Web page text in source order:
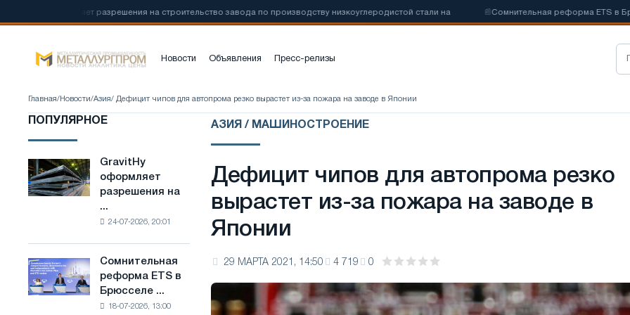
оформляет разрешения на строительство завода по производству низкоуглеродистой стали на Сомнительная реформа ETS в
Новости Объявления Пресс-релизы
Главная/ Новости/Азия/ Дефицит чипов для автопрома резко вырастет из-за пожара на заводе в Японии
ПОПУЛЯРНОЕ
GravitHy
оформляет
разрешения
строительство
производству
низкоуглеродистой
GravitHy
оформляет
разрешения на
...
24-07-2026, 20:01
Сомнительная
реформа
ETS
Сомнительная
реформа ETS в
Брюсселе ...
18-07-2026, 13:00
АЗИЯ / МАШИНОСТРОЕНИЕ
Дефицит чипов для автопрома резко
вырастет из-за пожара на заводе в
Японии
29 МАРТА 2021, 14:50 4 719 0